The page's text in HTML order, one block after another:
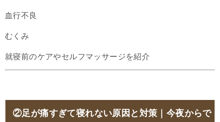
血行不良
むくみ
就寝前のケアやセルフマッサージを紹介
②足が痛すぎて寝れない原因と対策｜今夜からで